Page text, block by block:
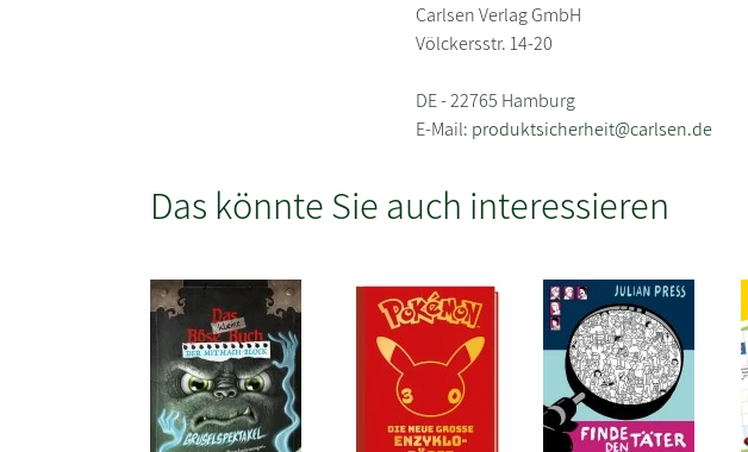
Carlsen Verlag GmbH
Völckersstr. 14-20
DE - 22765 Hamburg
E-Mail: produktsicherheit@carlsen.de
Das könnte Sie auch interessieren